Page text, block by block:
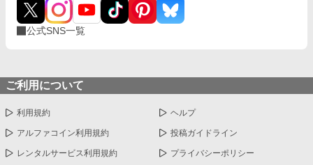
公式SNS一覧
ご利用について
利用規約 ヘルプ
アルファコイン利用規約 投稿ガイドライン
レンタルサービス利用規約 プライバシーポリシー